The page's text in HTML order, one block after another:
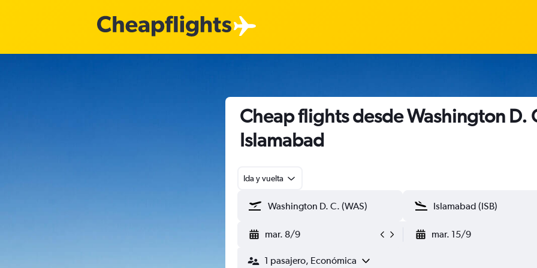
Cheap flights desde Washington D.
Islamabad
Ida y vuelta
mar. 8/9 mar. 15/9
1 pasajero, Económica